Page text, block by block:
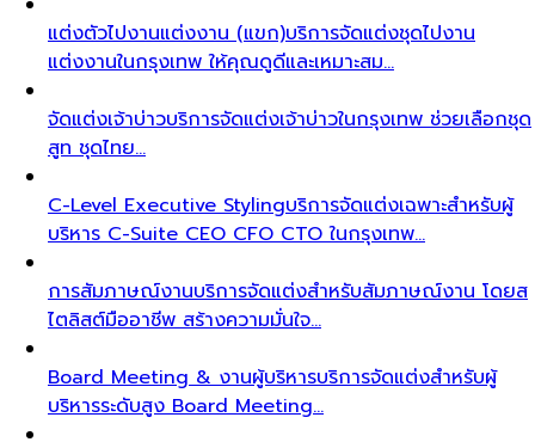
แต่งตัวไปงานแต่งงาน (แขก)บริการจัดแต่งชุดไปงาน
แต่งงานในกรุงเทพ ให้คุณดูดีและเหมาะสม…
จัดแต่งเจ้าบ่าวบริการจัดแต่งเจ้าบ่าวในกรุงเทพ ช่วยเลือกชุด
สูท ชุดไทย…
C-Level Executive Stylingบริการจัดแต่งเฉพาะสำหรับผู้
บริหาร C-Suite CEO CFO CTO ในกรุงเทพ…
การสัมภาษณ์งานบริการจัดแต่งสำหรับสัมภาษณ์งาน โดยส
ไตลิสต์มืออาชีพ สร้างความมั่นใจ…
Board Meeting & งานผู้บริหารบริการจัดแต่งสำหรับผู้
บริหารระดับสูง Board Meeting…